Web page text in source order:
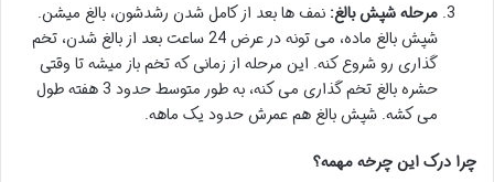
مرحله شپش بالغ: نمف ها بعد از کامل شدن رشدشون، بالغ میشن.
شپش بالغ ماده، می تونه در عرض 24 ساعت بعد از بالغ شدن، تخم
گذاری رو شروع کنه. این مرحله از زمانی که تخم باز میشه تا وقتی
حشره بالغ تخم گذاری می کنه، به طور متوسط حدود 3 هفته طول
می کشه. شپش بالغ هم عمرش حدود یک ماهه.
چرا درک این چرخه مهمه؟